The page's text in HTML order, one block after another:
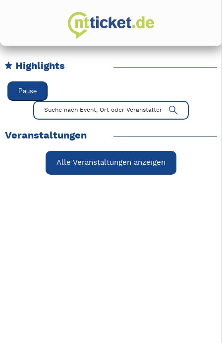
Highlights
Karussell Veranstaltungen überspringen
Pause
Mit Tab zu den Steuerelementen wechseln. Mit Pfeiltasten
Suche nach Event, Ort oder Veranstalter
Veranstaltungen
Alle Veranstaltungen anzeigen